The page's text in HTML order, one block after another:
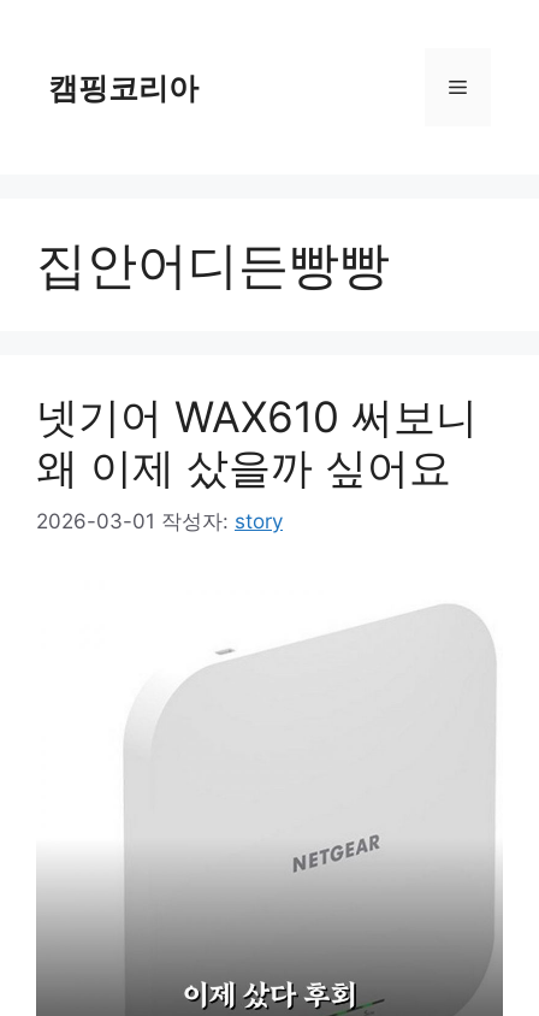
캠핑코리아 메
집안어디든빵빵
넷기어 WAX610 써보니
왜 이제 샀을까 싶어요
2026-03-01 작성자: story